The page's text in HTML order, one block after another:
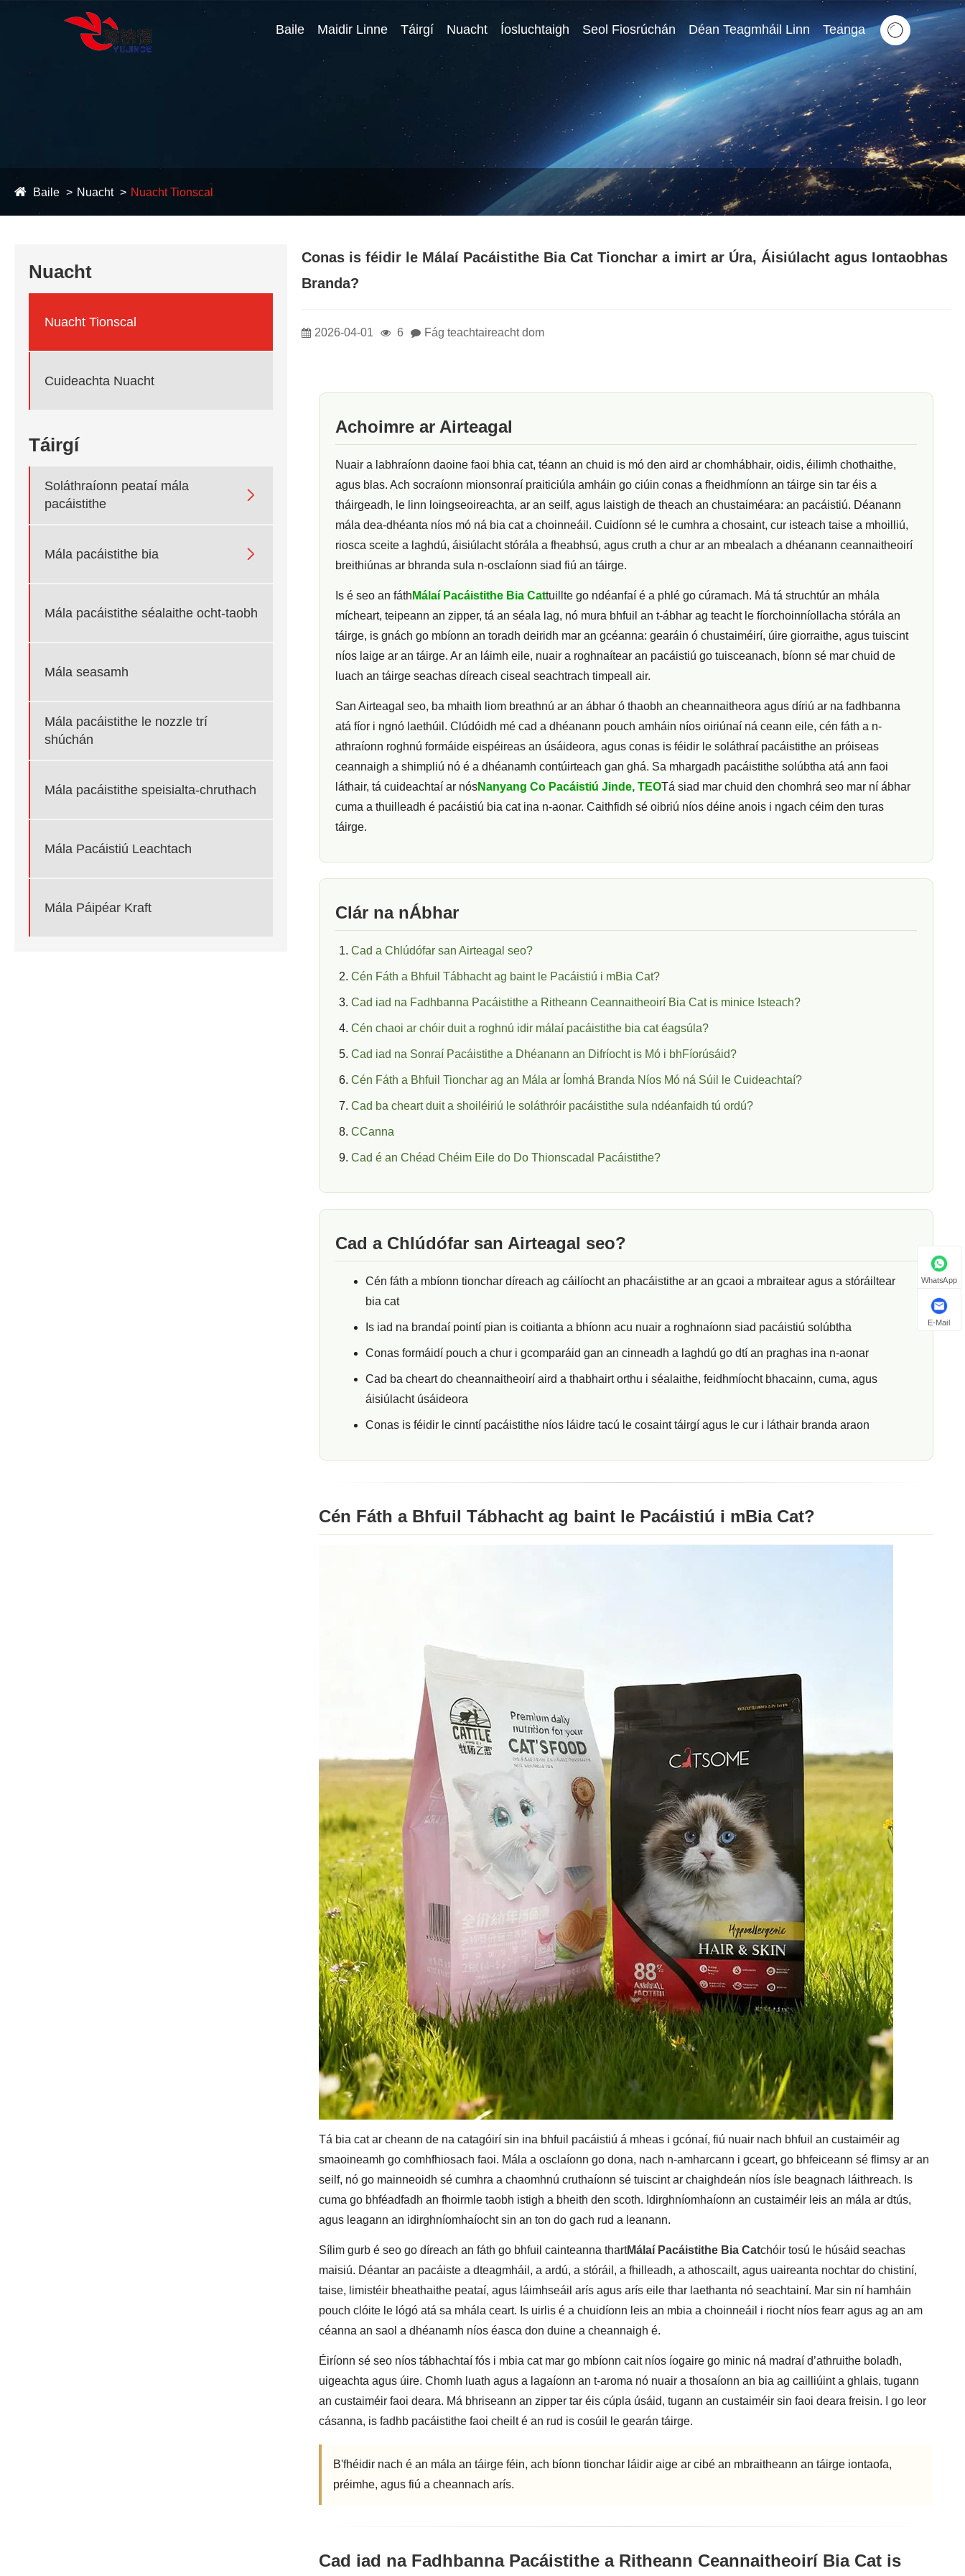
Baile Maidir Linne Táirgí Nuacht Íosluchtaigh Seol Fiosrúchán Déan Teagmháil Linn Teanga
Baile Nuacht Nuacht Tionscal
Nuacht
Nuacht Tionscal
Cuideachta Nuacht
Táirgí
Soláthraíonn peataí mála
pacáistithe

Mála pacáistithe bia 
Mála pacáistithe séalaithe ocht-taobh
Mála seasamh
Mála pacáistithe le nozzle trí
shúchán
Mála pacáistithe speisialta-chruthach
Mála Pacáistiú Leachtach
Mála Páipéar Kraft
Conas is féidir le Málaí Pacáistithe Bia Cat Tionchar a imirt ar Úra, Áisiúlacht agus Iontaobhas
Branda?
2026-04-01 6 Fág teachtaireacht dom
Achoimre ar Airteagal
Nuair a labhraíonn daoine faoi bhia cat, téann an chuid is mó den aird ar chomhábhair, oidis, éilimh chothaithe,
agus blas. Ach socraíonn mionsonraí praiticiúla amháin go ciúin conas a fheidhmíonn an táirge sin tar éis a
tháirgeadh, le linn loingseoireachta, ar an seilf, agus laistigh de theach an chustaiméara: an pacáistiú. Déanann
mála dea-dhéanta níos mó ná bia cat a choinneáil. Cuidíonn sé le cumhra a chosaint, cur isteach taise a mhoilliú,
riosca sceite a laghdú, áisiúlacht stórála a fheabhsú, agus cruth a chur ar an mbealach a dhéanann ceannaitheoirí
breithiúnas ar bhranda sula n-osclaíonn siad fiú an táirge.
Is é seo an fáth Málaí Pacáistithe Bia Cattuillte go ndéanfaí é a phlé go cúramach. Má tá struchtúr an mhála
mícheart, teipeann an zipper, tá an séala lag, nó mura bhfuil an t-ábhar ag teacht le fíorchoinníollacha stórála an
táirge, is gnách go mbíonn an toradh deiridh mar an gcéanna: gearáin ó chustaiméirí, úire giorraithe, agus tuiscint
níos laige ar an táirge. Ar an láimh eile, nuair a roghnaítear an pacáistiú go tuisceanach, bíonn sé mar chuid de
luach an táirge seachas díreach ciseal seachtrach timpeall air.
San Airteagal seo, ba mhaith liom breathnú ar an ábhar ó thaobh an cheannaitheora agus díriú ar na fadhbanna
atá fíor i ngnó laethúil. Clúdóidh mé cad a dhéanann pouch amháin níos oiriúnaí ná ceann eile, cén fáth a n-
athraíonn roghnú formáide eispéireas an úsáideora, agus conas is féidir le soláthraí pacáistithe an próiseas
ceannaigh a shimpliú nó é a dhéanamh contúirteach gan ghá. Sa mhargadh pacáistithe solúbtha atá ann faoi
láthair, tá cuideachtaí ar nósNanyang Co Pacáistiú Jinde, TEOTá siad mar chuid den chomhrá seo mar ní ábhar
cuma a thuilleadh é pacáistiú bia cat ina n-aonar. Caithfidh sé oibriú níos déine anois i ngach céim den turas
táirge.
Clár na nÁbhar
Cad a Chlúdófar san Airteagal seo?
Cén Fáth a Bhfuil Tábhacht ag baint le Pacáistiú i mBia Cat?
Cad iad na Fadhbanna Pacáistithe a Ritheann Ceannaitheoirí Bia Cat is minice Isteach?
Cén chaoi ar chóir duit a roghnú idir málaí pacáistithe bia cat éagsúla?
Cad iad na Sonraí Pacáistithe a Dhéanann an Difríocht is Mó i bhFíorúsáid?
Cén Fáth a Bhfuil Tionchar ag an Mála ar Íomhá Branda Níos Mó ná Súil le Cuideachtaí?
Cad ba cheart duit a shoiléiriú le soláthróir pacáistithe sula ndéanfaidh tú ordú?
CCanna
Cad é an Chéad Chéim Eile do Do Thionscadal Pacáistithe?
Cad a Chlúdófar san Airteagal seo?
Cén fáth a mbíonn tionchar díreach ag cáilíocht an phacáistithe ar an gcaoi a mbraitear agus a stóráiltear
bia cat
Is iad na brandaí pointí pian is coitianta a bhíonn acu nuair a roghnaíonn siad pacáistiú solúbtha
Conas formáidí pouch a chur i gcomparáid gan an cinneadh a laghdú go dtí an praghas ina n-aonar
Cad ba cheart do cheannaitheoirí aird a thabhairt orthu i séalaithe, feidhmíocht bhacainn, cuma, agus
áisiúlacht úsáideora
Conas is féidir le cinntí pacáistithe níos láidre tacú le cosaint táirgí agus le cur i láthair branda araon
Cén Fáth a Bhfuil Tábhacht ag baint le Pacáistiú i mBia Cat?
Tá bia cat ar cheann de na catagóirí sin ina bhfuil pacáistiú á mheas i gcónaí, fiú nuair nach bhfuil an custaiméir ag
smaoineamh go comhfhiosach faoi. Mála a osclaíonn go dona, nach n-amharcann i gceart, go bhfeiceann sé flimsy ar an
seilf, nó go mainneoidh sé cumhra a chaomhnú cruthaíonn sé tuiscint ar chaighdeán níos ísle beagnach láithreach. Is
cuma go bhféadfadh an fhoirmle taobh istigh a bheith den scoth. Idirghníomhaíonn an custaiméir leis an mála ar dtús,
agus leagann an idirghníomhaíocht sin an ton do gach rud a leanann.
Sílim gurb é seo go díreach an fáth go bhfuil cainteanna thartMálaí Pacáistithe Bia Catchóir tosú le húsáid seachas
maisiú. Déantar an pacáiste a dteagmháil, a ardú, a stóráil, a fhilleadh, a athoscailt, agus uaireanta nochtar do chistiní,
taise, limistéir bheathaithe peataí, agus láimhseáil arís agus arís eile thar laethanta nó seachtainí. Mar sin ní hamháin
pouch clóite le lógó atá sa mhála ceart. Is uirlis é a chuidíonn leis an mbia a choinneáil i riocht níos fearr agus ag an am
céanna an saol a dhéanamh níos éasca don duine a cheannaigh é.
Éiríonn sé seo níos tábhachtaí fós i mbia cat mar go mbíonn cait níos íogaire go minic ná madraí d’athruithe boladh,
uigeachta agus úire. Chomh luath agus a lagaíonn an t-aroma nó nuair a thosaíonn an bia ag cailliúint a ghlais, tugann
an custaiméir faoi deara. Má bhriseann an zipper tar éis cúpla úsáid, tugann an custaiméir sin faoi deara freisin. I go leor
cásanna, is fadhb pacáistithe faoi cheilt é an rud is cosúil le gearán táirge.
B'fhéidir nach é an mála an táirge féin, ach bíonn tionchar láidir aige ar cibé an mbraitheann an táirge iontaofa,
préimhe, agus fiú a cheannach arís.
Cad iad na Fadhbanna Pacáistithe a Ritheann Ceannaitheoirí Bia Cat is
WhatsApp
E-Mail